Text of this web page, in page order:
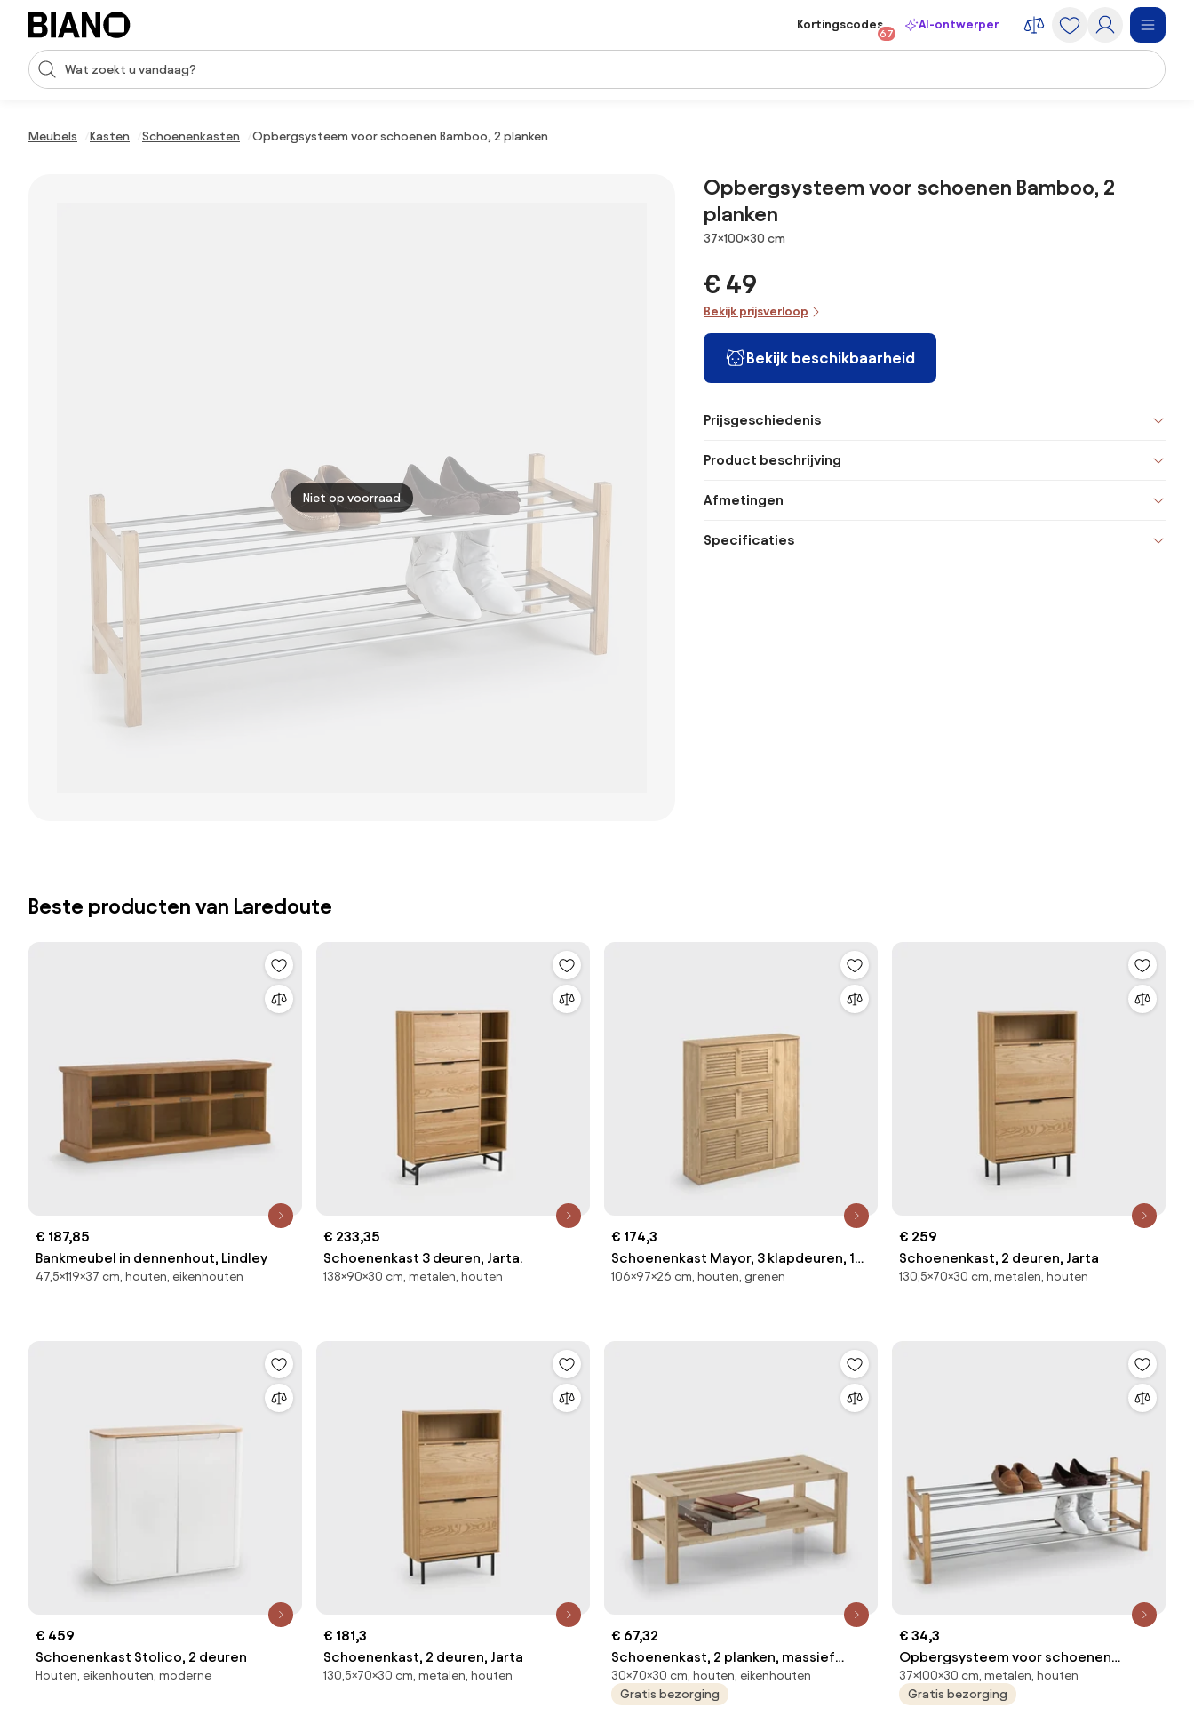
Navigatie overslaan, naar inhoud springen
Zoekopdracht invoeren
Kortingscodes
67
AI-ontwerper
Meubels Kasten Schoenenkasten Opbergsysteem voor schoenen Bamboo, 2 planken
Niet op voorraad
Opbergsysteem voor schoenen Bamboo, 2
planken
Afmetingen
37×100×30 cm
€ 49
Bekijk prijsverloop
Bekijk beschikbaarheid
Prijsgeschiedenis
Product beschrijving
Afmetingen
Specificaties
Beste producten van Laredoute
€ 187,85
Bankmeubel in dennenhout, Lindley
47,5×119×37 cm, houten, eikenhouten
€ 233,35
Schoenenkast 3 deuren, Jarta.
138×90×30 cm, metalen, houten
€ 174,3
Schoenenkast Mayor, 3 klapdeuren, 1
deur
106×97×26 cm, houten, grenen
€ 259
Schoenenkast, 2 deuren, Jarta
130,5×70×30 cm, metalen, houten
€ 459
Schoenenkast Stolico, 2 deuren
Houten, eikenhouten, moderne
€ 181,3
Schoenenkast, 2 deuren, Jarta
130,5×70×30 cm, metalen, houten
€ 67,32
Schoenenkast, 2 planken, massief
eiken, SELFRID
30×70×30 cm, houten, eikenhouten
Gratis bezorging
€ 34,3
Opbergsysteem voor schoenen
Bamboo, 2 planken
37×100×30 cm, metalen, houten
Gratis bezorging